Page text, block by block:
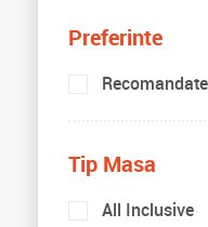
Preferinte
Tip Masa
All Inclusive